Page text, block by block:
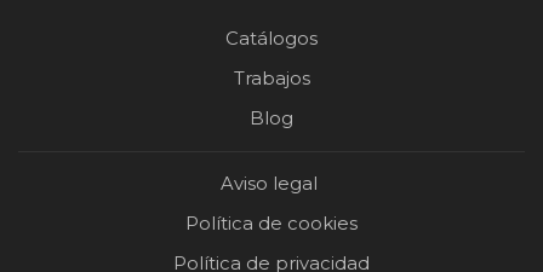
Catálogos
Trabajos
Blog
Aviso legal
Política de cookies
Política de privacidad